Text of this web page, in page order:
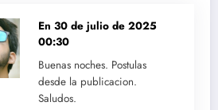
En 30 de julio de 2025
00:30
Buenas noches. Postulas
desde la publicacion.
Saludos.